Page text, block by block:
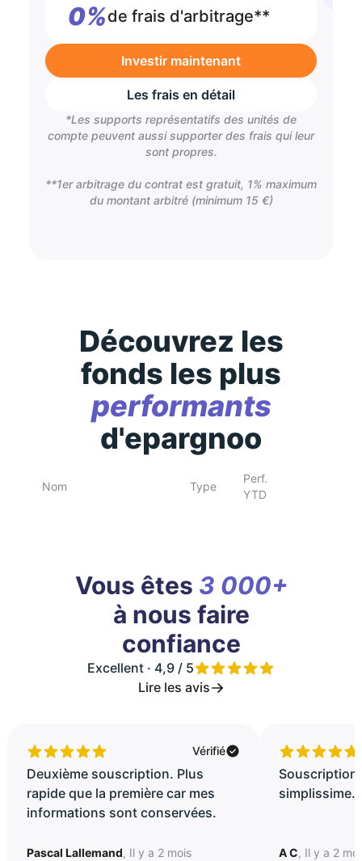
0%de frais d'arbitrage**
Investir maintenant
Les frais en détail
*Les supports représentatifs des unités de
compte peuvent aussi supporter des frais qui leur
sont propres.
**1er arbitrage du contrat est gratuit, 1% maximum
du montant arbitré (minimum 15 €)
Découvrez les
fonds les plus
performants
d'epargnoo
Nom Type
Perf.
YTD
Vous êtes 3 000+
à nous faire
confiance
Excellent · 4,9 / 5
Lire les avis
Vérifié
Deuxième souscription. Plus
rapide que la première car mes
informations sont conservées.
Pascal Lallemand, Il y a 2 mois
Souscription
A C, Il y a 2